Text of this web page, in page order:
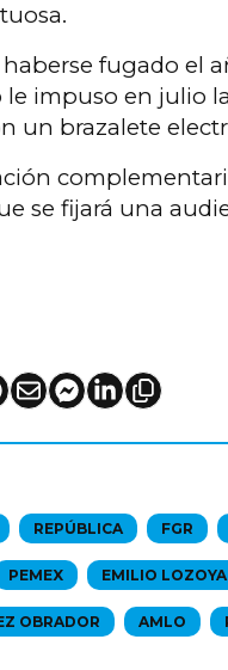
fugado el
le impuso en julio
un brazalete
se fijará una
REPÚBLICA FGR
PEMEX EMILIO LOZOYA
OBRADOR AMLO